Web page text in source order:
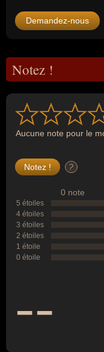
Demandez-nous
Notez !
Aucune note pour le
?
0 note
5 étoiles
4 étoiles
3 étoiles
2 étoiles
1 étoile
0 étoile
--